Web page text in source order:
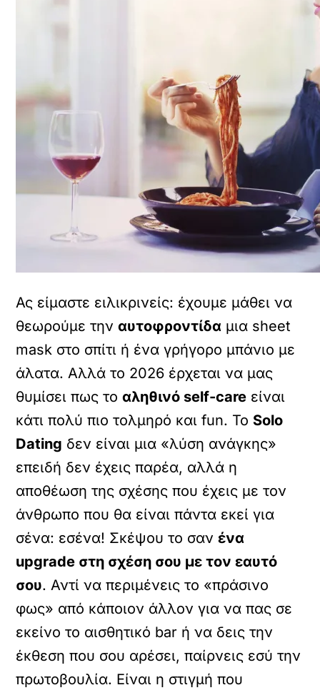
Ας είμαστε ειλικρινείς: έχουμε μάθει να
θεωρούμε τηναυτοφροντίδα μια sheet
mask στο σπίτι ή ένα γρήγορο μπάνιο με
άλατα. Αλλά το 2026 έρχεται να μας
θυμίσει πως τοαληθινό self-care είναι
κάτι πολύ πιο τολμηρό και fun. Το Solo
Dating δεν είναι μια «λύση ανάγκης»
επειδή δεν έχεις παρέα, αλλά η
αποθέωση της σχέσης που έχεις με τον
άνθρωπο που θα είναι πάντα εκεί για
σένα: εσένα! Σκέψου το σανένα
upgrade στη σχέση σου με τον εαυτό
σου. Αντί να περιμένεις το «πράσινο
φως» από κάποιον άλλον για να πας σε
εκείνο το αισθητικό bar ή να δεις την
έκθεση που σου αρέσει, παίρνεις εσύ την
πρωτοβουλία. Είναι η στιγμή που